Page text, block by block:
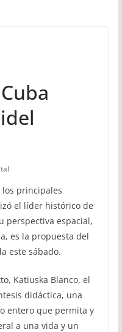
los principales
el líder histórico de
perspectiva espacial,
es la propuesta del
este sábado.
Katiuska Blanco, el
didáctica, una
entero que permita y
a una vida y un